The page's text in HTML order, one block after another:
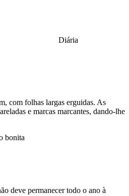
Diária
com folhas largas erguidas. As
e marcas marcantes, dando-lhe
bonita
deve permanecer todo o ano à